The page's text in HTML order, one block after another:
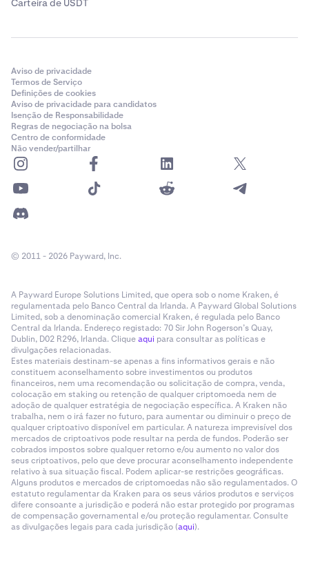
Carteira de USDT
Aviso de privacidade
Termos de Serviço
Definições de cookies
Aviso de privacidade para candidatos
Isenção de Responsabilidade
Regras de negociação na bolsa
Centro de conformidade
Não vender/partilhar
© 2011 - 2026 Payward, Inc.
A Payward Europe Solutions Limited, que opera sob o nome Kraken, é
regulamentada pelo Banco Central da Irlanda. A Payward Global Solutions
Limited, sob a denominação comercial Kraken, é regulada pelo Banco
Central da Irlanda. Endereço registado: 70 Sir John Rogerson’s Quay,
Dublin, D02 R296, Irlanda. Cliqueaqui para consultar as políticas e
divulgações relacionadas.
Estes materiais destinam-se apenas a fins informativos gerais e não
constituem aconselhamento sobre investimentos ou produtos
financeiros, nem uma recomendação ou solicitação de compra, venda,
colocação em staking ou retenção de qualquer criptomoeda nem de
adoção de qualquer estratégia de negociação específica. A Kraken não
trabalha, nem o irá fazer no futuro, para aumentar ou diminuir o preço de
qualquer criptoativo disponível em particular. A natureza imprevisível dos
mercados de criptoativos pode resultar na perda de fundos. Poderão ser
cobrados impostos sobre qualquer retorno e/ou aumento no valor dos
seus criptoativos, pelo que deve procurar aconselhamento independente
relativo à sua situação fiscal. Podem aplicar-se restrições geográficas.
Alguns produtos e mercados de criptomoedas não são regulamentados. O
estatuto regulamentar da Kraken para os seus vários produtos e serviços
difere consoante a jurisdição e poderá não estar protegido por programas
de compensação governamental e/ou proteção regulamentar. Consulte
as divulgações legais para cada jurisdição (aqui).